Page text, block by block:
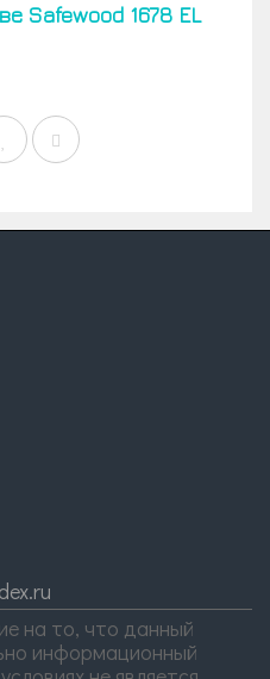
Safewood 1678 EL
на то, что данный
информационный